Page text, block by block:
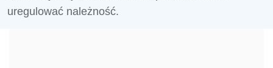
uregulować należność.